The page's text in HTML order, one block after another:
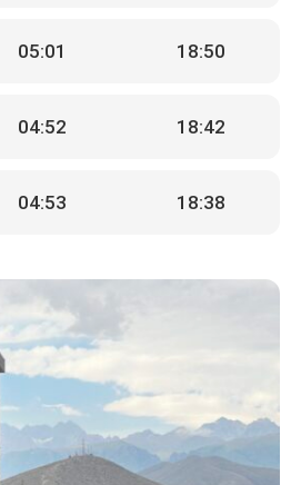
05:01 18:50
04:52 18:42
04:53 18:38